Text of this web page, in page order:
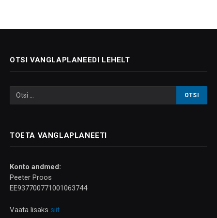
OTSI VANGLAPLANEEDI LEHELT
TOETA VANGLAPLANEETI
Konto andmed:
Peeter Proos
EE937700771001063744
Vaata lisaks siit